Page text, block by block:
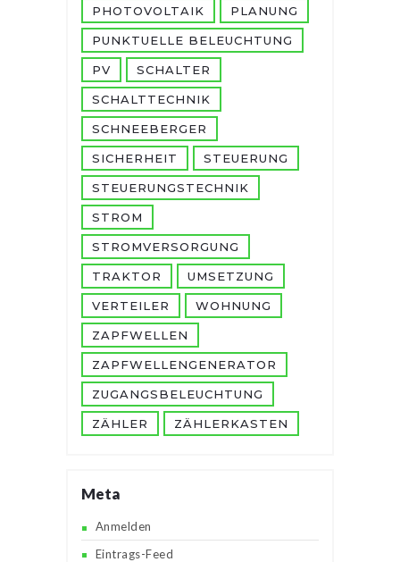
PHOTOVOLTAIK PLANUNG
PUNKTUELLE BELEUCHTUNG
PV SCHALTER
SCHALTTECHNIK
SCHNEEBERGER
SICHERHEIT STEUERUNG
STEUERUNGSTECHNIK
STROM
STROMVERSORGUNG
TRAKTOR UMSETZUNG
VERTEILER WOHNUNG
ZAPFWELLEN
ZAPFWELLENGENERATOR
ZUGANGSBELEUCHTUNG
ZÄHLER ZÄHLERKASTEN
Meta
Anmelden
Eintrags-Feed